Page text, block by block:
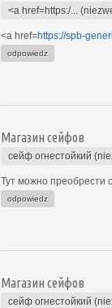
<a href=https:/...
<a href=https://spb-
odpowiedz
Магазин сейфов
сейф огнестойкий
Тут можно преобрести
odpowiedz
Магазин сейфов
сейф огнестойкий